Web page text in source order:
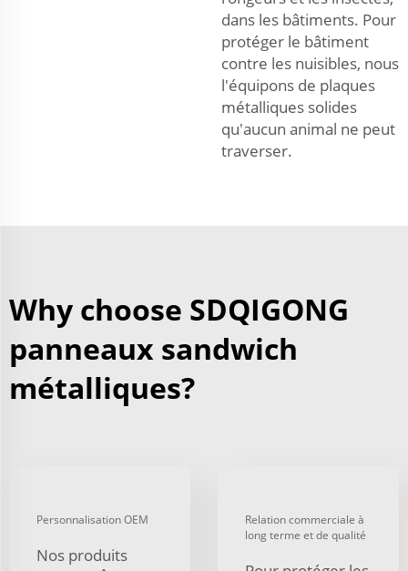
dans les bâtiments. Pour
protéger le bâtiment
contre les nuisibles, nous
l'équipons de plaques
métalliques solides
qu'aucun animal ne peut
traverser.
Why choose SDQIGONG
panneaux sandwich
métalliques?
Personnalisation OEM
Nos produits
Relation commerciale à
long terme et de qualité